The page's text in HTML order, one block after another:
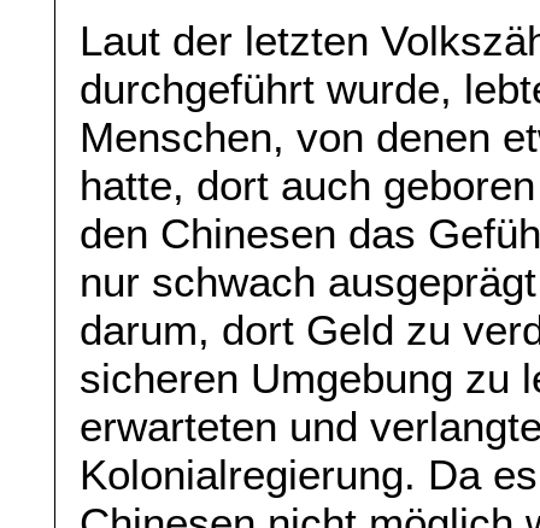
Laut der letzten
durchgeführt wurde,
Menschen, von denen
hatte, dort auch
den Chinesen das
nur schwach
darum, dort Geld zu
sicheren Umgebung zu
erwarteten und
Kolonialregierung. Da